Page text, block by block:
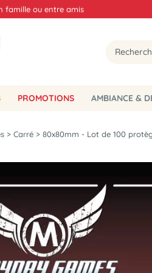
famille ou entre amis
PROMOTIONS AMBIANCE &
> Carré > 80x80mm - Lot de 100